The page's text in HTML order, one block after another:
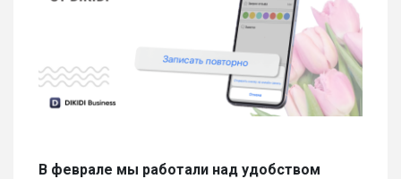
В феврале мы работали над удобством